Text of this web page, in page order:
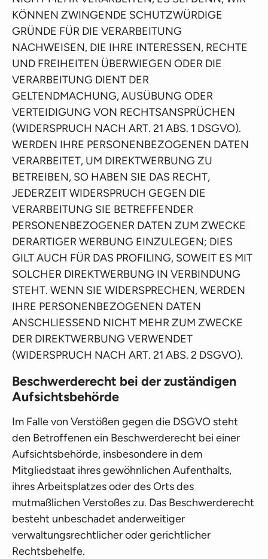
KÖNNEN ZWINGENDE SCHUTZWÜRDIGE
GRÜNDE FÜR DIE VERARBEITUNG
NACHWEISEN, DIE IHRE INTERESSEN, RECHTE
UND FREIHEITEN ÜBERWIEGEN ODER DIE
VERARBEITUNG DIENT DER
GELTENDMACHUNG, AUSÜBUNG ODER
VERTEIDIGUNG VON RECHTSANSPRÜCHEN
(WIDERSPRUCH NACH ART. 21 ABS. 1 DSGVO).
WERDEN IHRE PERSONENBEZOGENEN DATEN
VERARBEITET, UM DIREKTWERBUNG ZU
BETREIBEN, SO HABEN SIE DAS RECHT,
JEDERZEIT WIDERSPRUCH GEGEN DIE
VERARBEITUNG SIE BETREFFENDER
PERSONENBEZOGENER DATEN ZUM ZWECKE
DERARTIGER WERBUNG EINZULEGEN; DIES
GILT AUCH FÜR DAS PROFILING, SOWEIT ES MIT
SOLCHER DIREKTWERBUNG IN VERBINDUNG
STEHT. WENN SIE WIDERSPRECHEN, WERDEN
IHRE PERSONENBEZOGENEN DATEN
ANSCHLIESSEND NICHT MEHR ZUM ZWECKE
DER DIREKTWERBUNG VERWENDET
(WIDERSPRUCH NACH ART. 21 ABS. 2 DSGVO).
Beschwerderecht bei der zuständigen
Aufsichtsbehörde
Im Falle von Verstößen gegen die DSGVO steht
den Betroffenen ein Beschwerderecht bei einer
Aufsichtsbehörde, insbesondere in dem
Mitgliedstaat ihres gewöhnlichen Aufenthalts,
ihres Arbeitsplatzes oder des Orts des
mutmaßlichen Verstoßes zu. Das Beschwerderecht
besteht unbeschadet anderweitiger
verwaltungsrechtlicher oder gerichtlicher
Rechtsbehelfe.